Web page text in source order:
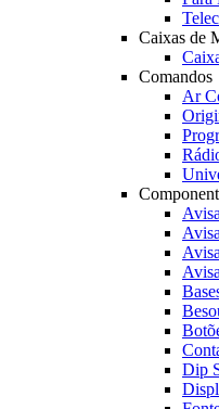
Caixas de
Comandos
Ar
Dip